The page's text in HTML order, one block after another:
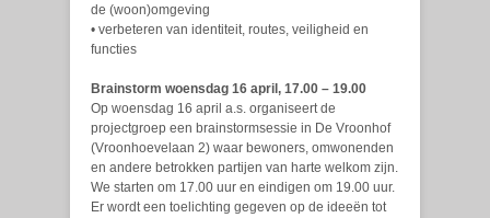
de (woon)omgeving
• verbeteren van identiteit, routes, veiligheid en
functies
Brainstorm woensdag 16 april, 17.00 – 19.00
Op woensdag 16 april a.s. organiseert de
projectgroep een brainstormsessie in De Vroonhof
(Vroonhoevelaan 2) waar bewoners, omwonenden
en andere betrokken partijen van harte welkom zijn.
We starten om 17.00 uur en eindigen om 19.00 uur.
Er wordt een toelichting gegeven op de ideeën tot